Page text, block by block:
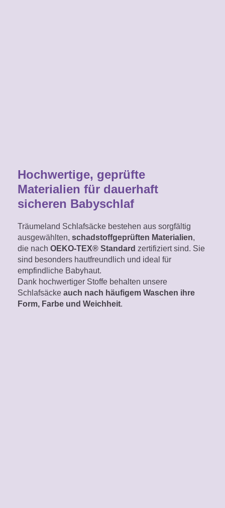
Hochwertige, geprüfte
Materialien für dauerhaft
sicheren Babyschlaf
Träumeland Schlafsäcke bestehen aus sorgfältig
ausgewählten, schadstoffgeprüften Materialien,
die nach OEKO-TEX® Standard zertifiziert sind. Sie
sind besonders hautfreundlich und ideal für
empfindliche Babyhaut.
Dank hochwertiger Stoffe behalten unsere
Schlafsäcke auch nach häufigem Waschen ihre
Form, Farbe und Weichheit.